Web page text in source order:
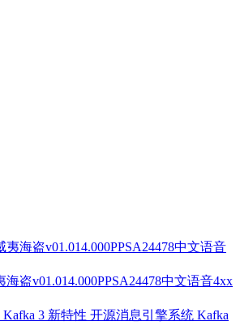
盗v01.014.000PPSA24478中文语音4xx
开源消息引擎系统 Kafka